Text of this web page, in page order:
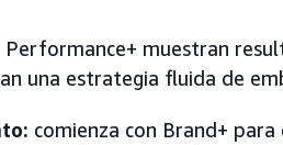
muestran
una estrategia fluida de
comienza con Brand+